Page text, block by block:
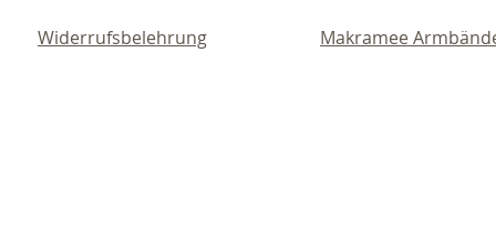
Widerrufsbelehrung Makramee